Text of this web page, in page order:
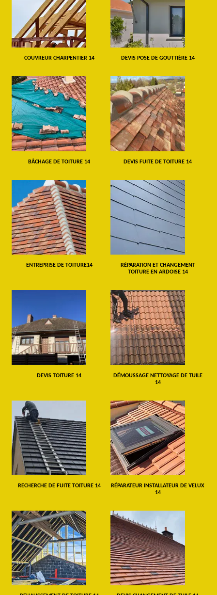
COUVREUR CHARPENTIER 14 DEVIS POSE DE GOUTTIÈRE 14
BÂCHAGE DE TOITURE 14 DEVIS FUITE DE TOITURE 14
ENTREPRISE DE TOITURE14
RÉPARATION ET CHANGEMENT
TOITURE EN ARDOISE 14
DEVIS TOITURE 14
DÉMOUSSAGE NETTOYAGE DE TUILE
14
RECHERCHE DE FUITE TOITURE 14
RÉPARATEUR INSTALLATEUR DE VELUX
14